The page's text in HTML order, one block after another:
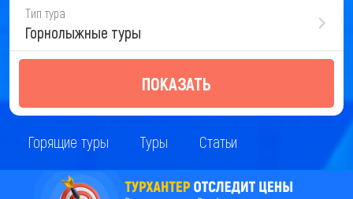
Тип тура
Горнолыжные туры
ПОКАЗАТЬ
Горящие туры Туры Статьи